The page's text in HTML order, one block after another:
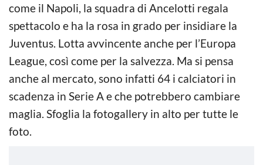
come il Napoli, la squadra di Ancelotti regala
spettacolo e ha la rosa in grado per insidiare la
Juventus. Lotta avvincente anche per l’Europa
League, così come per la salvezza. Ma si pensa
anche al mercato, sono infatti 64 i calciatori in
scadenza in Serie A e che potrebbero cambiare
maglia. Sfoglia la fotogallery in alto per tutte le
foto.